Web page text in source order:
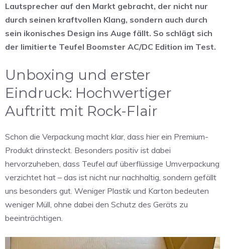
Lautsprecher auf den Markt gebracht, der nicht nur
durch seinen kraftvollen Klang, sondern auch durch
sein ikonisches Design ins Auge fällt. So schlägt sich
der limitierte Teufel Boomster AC/DC Edition im Test.
Unboxing und erster
Eindruck: Hochwertiger
Auftritt mit Rock-Flair
Schon die Verpackung macht klar, dass hier ein Premium-
Produkt drinsteckt. Besonders positiv ist dabei
hervorzuheben, dass Teufel auf überflüssige Umverpackung
verzichtet hat – das ist nicht nur nachhaltig, sondern gefällt
uns besonders gut. Weniger Plastik und Karton bedeuten
weniger Müll, ohne dabei den Schutz des Geräts zu
beeinträchtigen.